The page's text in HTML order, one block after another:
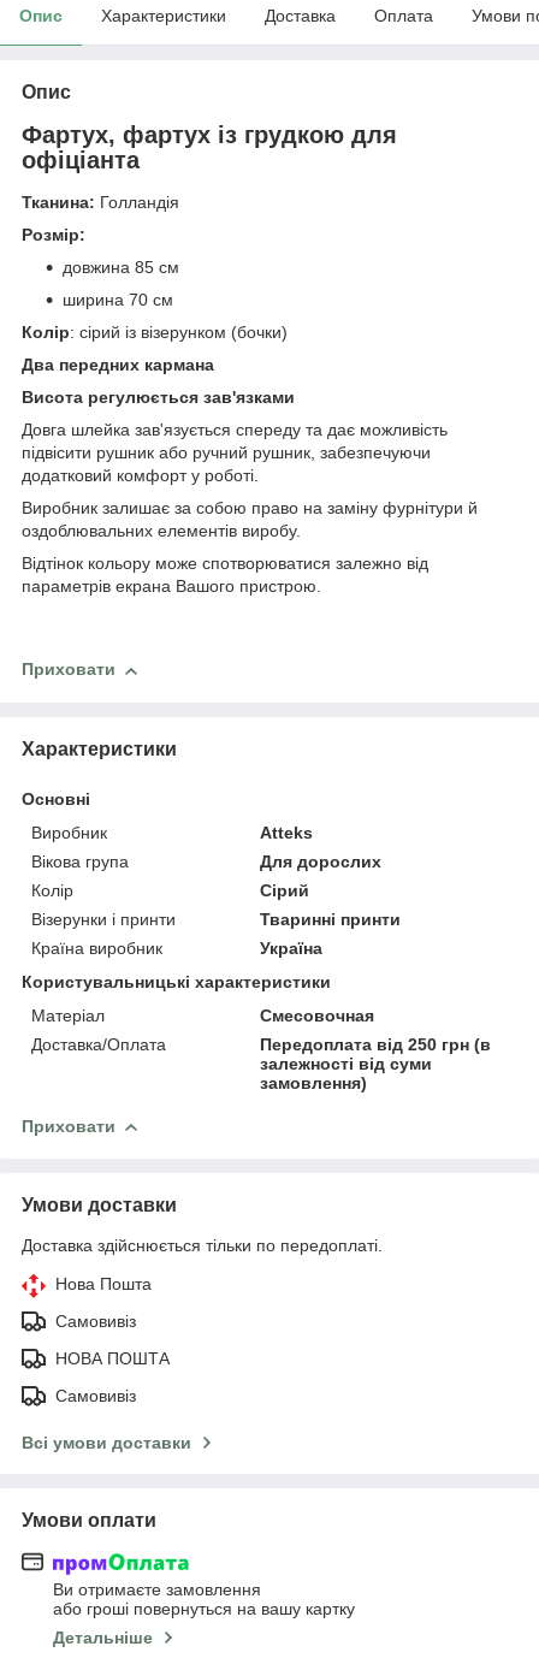
Опис Характеристики Доставка Оплата Умови
Опис
Фартух, фартух із грудкою для
офіціанта
Тканина: Голландія
Розмір:
довжина 85 см
ширина 70 см
Колір: сірий із візерунком (бочки)
Два передних кармана
Висота регулюється зав'язками
Довга шлейка зав'язується спереду та дає можливість
підвісити рушник або ручний рушник, забезпечуючи
додатковий комфорт у роботі.
Виробник залишає за собою право на заміну фурнітури й
оздоблювальних елементів виробу.
Відтінок кольору може спотворюватися залежно від
параметрів екрана Вашого пристрою.
Приховати
Характеристики
Основні
Виробник
Atteks
Вікова група
Для дорослих
Колір
Сірий
Візерунки і принти
Тваринні принти
Країна виробник
Україна
Користувальницькі характеристики
Матеріал
Смесовочная
Доставка/Оплата
Передоплата від 250 грн (в
залежності від суми
замовлення)
Приховати
Умови доставки
Доставка здійснюється тільки по передоплаті.
Нова Пошта
Самовивіз
НОВА ПОШТА
Самовивіз
Всі умови доставки
Умови оплати
Ви отримаєте замовлення
або гроші повернуться на вашу картку
Детальніше